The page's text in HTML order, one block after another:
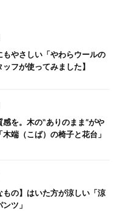
もやさしい「やわらウールの
フが使ってみました】
を。木の‟ありのまま”がや
端（こば）の椅子と花台」
もの】はいた方が涼しい「涼
ツ」